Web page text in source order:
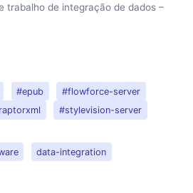
trabalho de integração de dados –
#epub
#flowforce-server
#stylevision-server
data-integration